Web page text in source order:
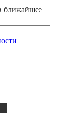
ближайшее